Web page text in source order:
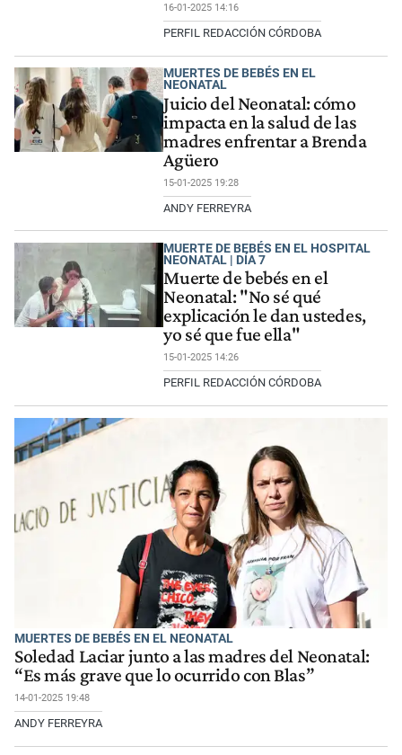
16-01-2025 14:16
PERFIL REDACCIÓN CÓRDOBA
MUERTES DE BEBÉS EN EL
NEONATAL
Juicio del Neonatal: cómo
impacta en la salud de las
madres enfrentar a Brenda
Agüero
15-01-2025 19:28
ANDY FERREYRA
MUERTE DE BEBÉS EN EL HOSPITAL
NEONATAL | DÍA 7
Muerte de bebés en el
Neonatal: "No sé qué
explicación le dan ustedes,
yo sé que fue ella"
15-01-2025 14:26
PERFIL REDACCIÓN CÓRDOBA
MUERTES DE BEBÉS EN EL NEONATAL
Soledad Laciar junto a las madres del Neonatal:
“Es más grave que lo ocurrido con Blas”
14-01-2025 19:48
ANDY FERREYRA